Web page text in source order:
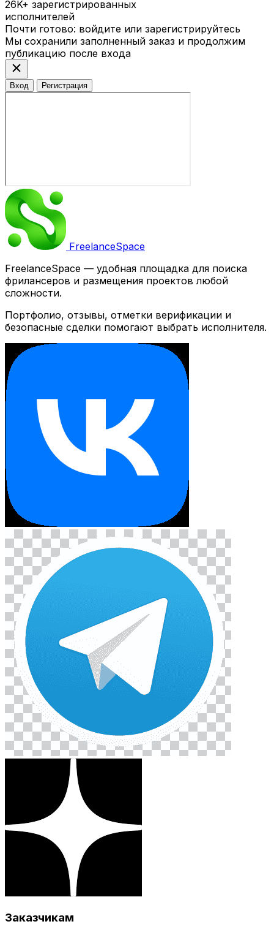
26K+ зарегистрированных
исполнителей
Почти готово: войдите или зарегистрируйтесь
Мы сохранили заполненный заказ и продолжим
публикацию после входа
close
Вход Регистрация
FreelanceSpace
FreelanceSpace — удобная площадка для поиска
фрилансеров и размещения проектов любой
сложности.
Портфолио, отзывы, отметки верификации и
безопасные сделки помогают выбрать исполнителя.
Заказчикам